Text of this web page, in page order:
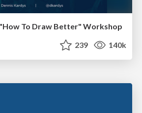
To Draw Better" Workshop
239 140k